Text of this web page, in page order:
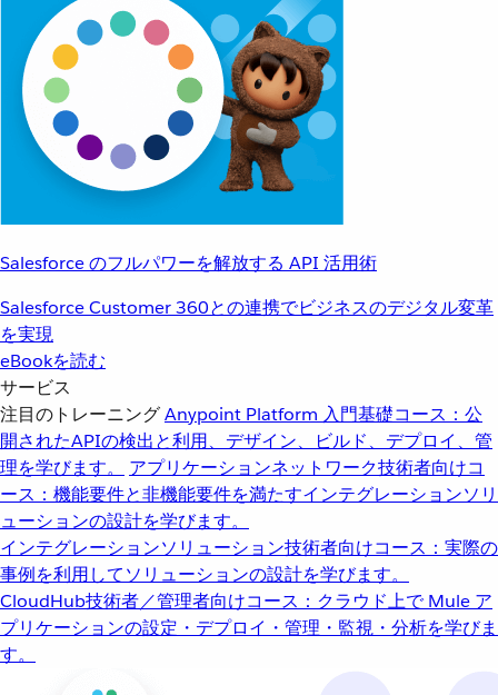
Salesforce のフルパワーを解放する API 活用術
Salesforce Customer 360との連携でビジネスのデジタル変革
を実現
eBookを読む
サービス
注目のトレーニングAnypoint Platform 入門基礎コース：公
開されたAPIの検出と利用、デザイン、ビルド、デプロイ、管
理を学びます。
アプリケーションネットワーク技術者向けコ
ース：機能要件と非機能要件を満たすインテグレーションソリ
ューションの設計を学びます。
インテグレーションソリューション技術者向けコース：実際の
事例を利用してソリューションの設計を学びます。
CloudHub技術者／管理者向けコース：クラウド上で Mule ア
プリケーションの設定・デプロイ・管理・監視・分析を学びま
す。